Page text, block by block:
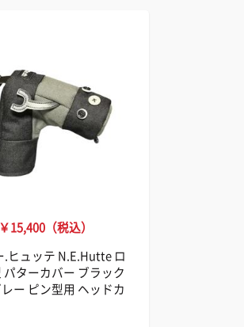
￥15,400（税込）
.ヒュッテ N.E.Hutte ロ
パターカバー ブラック
ー ピン型用 ヘッドカ